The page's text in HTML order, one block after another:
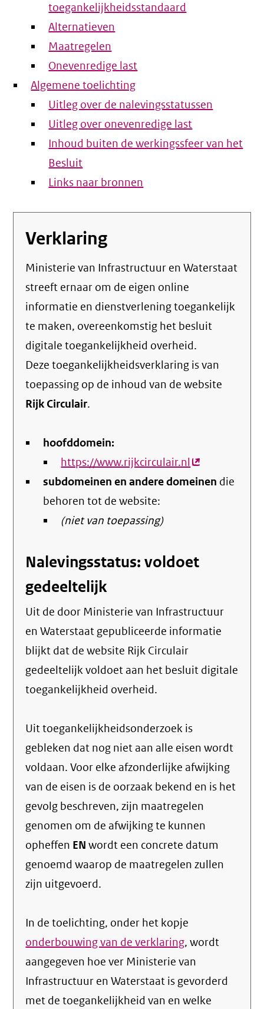
toegankelijkheidsstandaard
Alternatieven
Maatregelen
Onevenredige last
Algemene toelichting
Uitleg over de nalevingsstatussen
Uitleg over onevenredige last
Inhoud buiten de werkingssfeer van het
Besluit
Links naar bronnen
Verklaring
Ministerie van Infrastructuur en Waterstaat
streeft ernaar om de eigen online
informatie en dienstverlening toegankelijk
te maken, overeenkomstig het besluit
digitale toegankelijkheid overheid.
Deze toegankelijkheidsverklaring is van
toepassing op de inhoud van de website
Rijk Circulair.
hoofddomein:
https://www.rijkcirculair.nl(externe
link)
subdomeinen en andere domeinen die
behoren tot de website:
(niet van toepassing)
Nalevingsstatus: voldoet
gedeeltelijk
Uit de door Ministerie van Infrastructuur
en Waterstaat gepubliceerde informatie
blijkt dat de website Rijk Circulair
gedeeltelijk voldoet aan het besluit digitale
toegankelijkheid overheid.
Uit toegankelijkheidsonderzoek is
gebleken dat nog niet aan alle eisen wordt
voldaan. Voor elke afzonderlijke afwijking
van de eisen is de oorzaak bekend en is het
gevolg beschreven, zijn maatregelen
genomen om de afwijking te kunnen
opheffen EN wordt een concrete datum
genoemd waarop de maatregelen zullen
zijn uitgevoerd.
In de toelichting, onder het kopje
onderbouwing van de verklaring, wordt
aangegeven hoe ver Ministerie van
Infrastructuur en Waterstaat is gevorderd
met de toegankelijkheid van en welke